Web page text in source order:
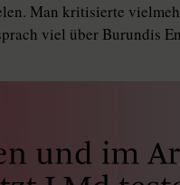
Man kritisierte
viel über Burundis